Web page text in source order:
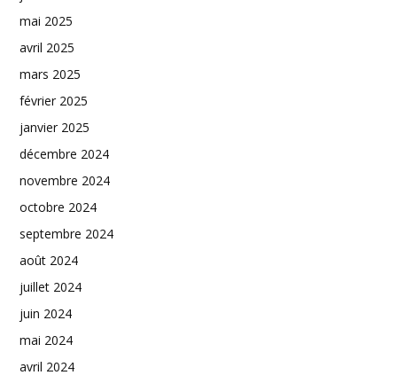
mai 2025
avril 2025
mars 2025
février 2025
janvier 2025
décembre 2024
novembre 2024
octobre 2024
septembre 2024
août 2024
juillet 2024
juin 2024
mai 2024
avril 2024